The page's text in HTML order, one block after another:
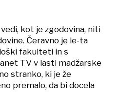
kot je zgodovina, niti
Čeravno je le-ta
fakulteti in s
TV v lasti madžarske
stranko, ki je že
premalo, da bi docela